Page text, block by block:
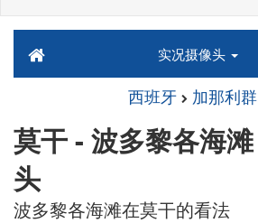
实况摄像头
西班牙 加那利
莫干 - 波多黎各海
头
波多黎各海滩在莫干的看法